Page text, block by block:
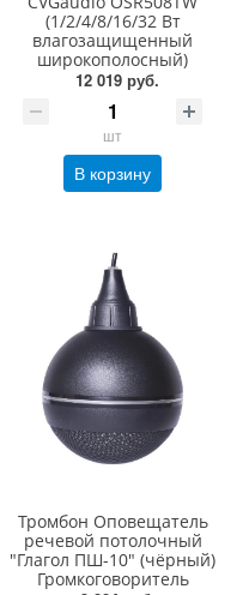
(1/2/4/8/16/32 Вт
влагозащищенный
широкополосный)
12 019 руб.
шт
В корзину
Тромбон Оповещатель
речевой потолочный
"Глагол ПШ-10" (чёрный)
Громкоговоритель